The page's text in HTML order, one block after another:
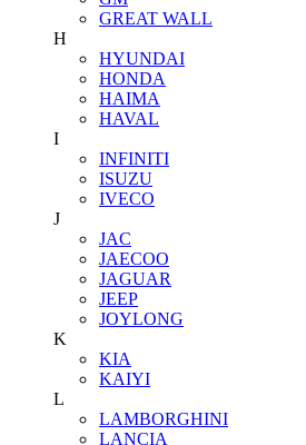
GREAT WALL
H
HYUNDAI
HONDA
HAIMA
HAVAL
I
INFINITI
ISUZU
IVECO
J
JAC
JAECOO
JAGUAR
JEEP
JOYLONG
K
KIA
KAIYI
L
LAMBORGHINI
LANCIA